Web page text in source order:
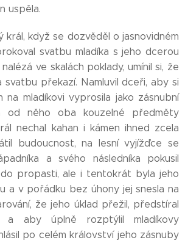
uspěla.
král, když se dozvěděl o jasnovidném
svatbu mladíka s jeho dcerou
ve skalách poklady, umínil si, že
svatbu překazí. Namluvil dceři, aby si
na mladíkovi vyprosila jako zásnubní
od něho oba kouzelné předměty
nechal kahan i kámen ihned zcela
budoucnost, na lesní vyjížďce se
a svého následníka pokusil
propasti, ale i tentokrát byla jeho
a v pořádku bez úhony jej snesla na
že jeho úklad přežil, předstíral
a aby úplně rozptýlil mladíkovy
po celém království jeho zásnuby